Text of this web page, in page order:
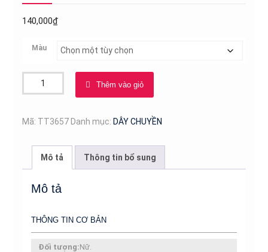
140,000₫
Màu
Chuyền
Tầng
TT
Thêm vào giỏ
Mã: TT3657 Danh mục: DÂY CHUYỀN
Mô tả Thông tin bổ sung
Mô tả
THÔNG TIN CƠ BẢN
Đối tượng:Nữ.